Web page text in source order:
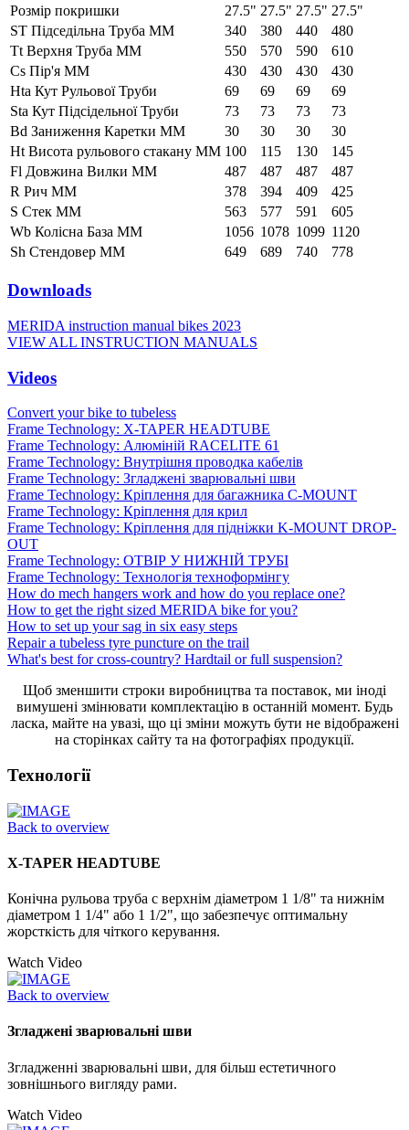
Розмір покришки
27.5" 27.5" 27.5" 27.5"
ST Підседільна Труба ММ
340 380 440
480
Tt Верхня Труба ММ
550 570 590
610
Cs Пір'я ММ
430 430 430
430
Hta Кут Рульової Труби
69 69 69
69
Sta Кут Підсідельної Труби
73 73 73
73
Bd Заниження Каретки ММ
30 30 30
30
Ht Висота рульового стакану ММ 100 115 130
145
Fl Довжина Вилки ММ
487 487 487
487
R Рич ММ
378 394 409
425
S Стек ММ
563 577 591
605
Wb Колісна База ММ
1056 1078 1099 1120
Sh Стендовер ММ
649 689 740 778
Downloads
MERIDA instruction manual bikes 2023
VIEW ALL INSTRUCTION MANUALS
Videos
Convert your bike to tubeless
Frame Technology: X-TAPER HEADTUBE
Frame Technology: Алюміній RACELITE 61
Frame Technology: Внутрішня проводка кабелів
Frame Technology: Згладжені зварювальні шви
Frame Technology: Кріплення для багажника C-MOUNT
Frame Technology: Кріплення для крил
Frame Technology: Кріплення для підніжки K-MOUNT DROP-
OUT
Frame Technology: ОТВІР У НИЖНІЙ ТРУБІ
Frame Technology: Технологія техноформінгу
How do mech hangers work and how do you replace one?
How to get the right sized MERIDA bike for you?
How to set up your sag in six easy steps
Repair a tubeless tyre puncture on the trail
What's best for cross-country? Hardtail or full suspension?
Щоб зменшити строки виробництва та поставок, ми іноді
вимушені змінювати комплектацію в останній момент. Будь
ласка, майте на увазі, що ці зміни можуть бути не відображені
на сторінках сайту та на фотографіях продукції.
Технології
Back to overview
X-TAPER HEADTUBE
Конічна рульова труба с верхнім діаметром 1 1/8" та нижнім
діаметром 1 1/4" або 1 1/2", що забезпечує оптимальну
жорсткість для чіткого керування.
Watch Video
Back to overview
Згладжені зварювальні шви
Згладженні зварювальні шви, для більш естетичного
зовнішнього вигляду рами.
Watch Video